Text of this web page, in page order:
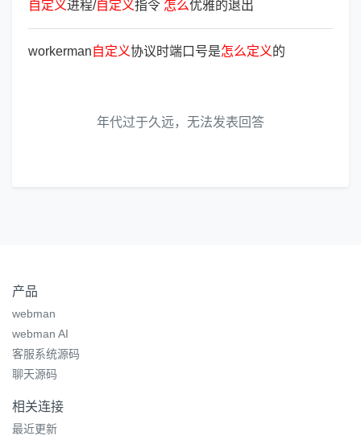
自定义进程/自定义指令 怎么优雅的退出
workerman自定义协议时端口号是怎么定义的
年代过于久远，无法发表回答
产品
webman
webman AI
客服系统源码
聊天源码
相关连接
最近更新